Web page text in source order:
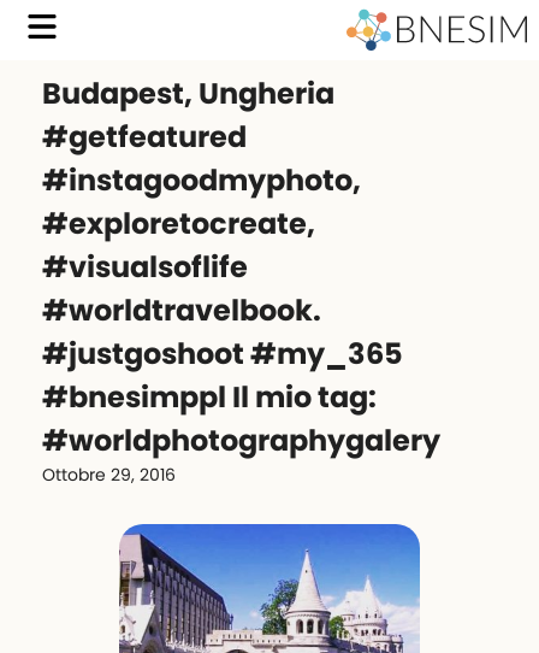
Budapest, Ungheria
#getfeatured
#instagoodmyphoto,
#exploretocreate,
#visualsoflife
#worldtravelbook.
#justgoshoot #my_365
#bnesimppl Il mio tag:
#worldphotographygalery
Ottobre 29, 2016